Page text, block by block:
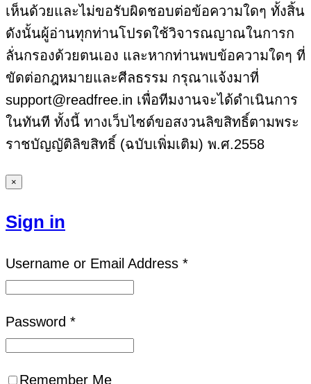
เห็นด้วยและไม่ขอรับผิดชอบต่อข้อความใดๆ ทั้งสิ้น
ดังนั้นผู้อ่านทุกท่านโปรดใช้วิจารณญาณในการก
ลั่นกรองด้วยตนเอง และหากท่านพบข้อความใดๆ ที่
ขัดต่อกฎหมายและศีลธรรม กรุณาแจ้งมาที่
support@readfree.in เพื่อทีมงานจะได้ดำเนินการ
ในทันที ทั้งนี้ ทางเว็บไซต์ขอสงวนลิขสิทธิ์ตามพระ
ราชบัญญัติลิขสิทธิ์ (ฉบับเพิ่มเติม) พ.ศ.2558
×
Sign in
Username or Email Address *
Password *
Remember Me